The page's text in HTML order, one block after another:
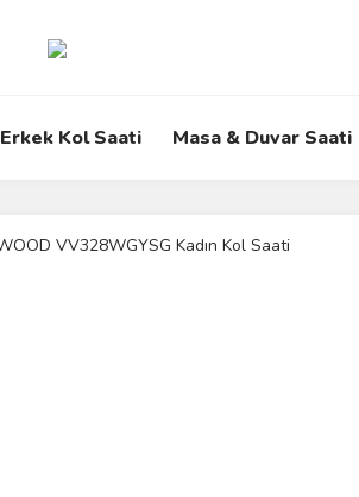
Erkek Kol Saati Masa & Duvar Saati